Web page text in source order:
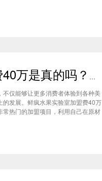
知了，实际上，在很多二线城市，
鲜疯水果实验室加盟费40万是真的吗？根本没有传言中那么多！
仅能够让更多消费者体验到各种美
发展。鲜疯水果实验室加盟费40万
热门的加盟项目，利用自己在原材
的项目，根本没有传言中的那么